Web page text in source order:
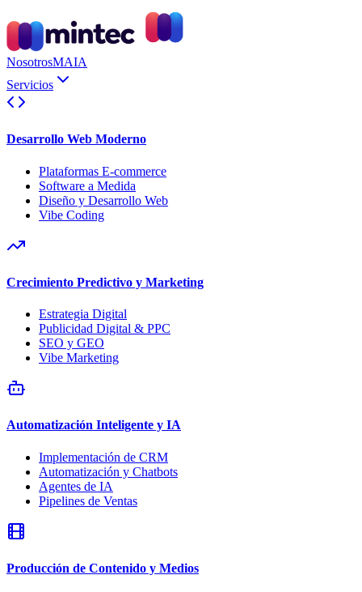
NosotrosMAIA
Servicios
Desarrollo Web Moderno
Plataformas E-commerce
Software a Medida
Diseño y Desarrollo Web
Vibe Coding
Crecimiento Predictivo y Marketing
Estrategia Digital
Publicidad Digital & PPC
SEO y GEO
Vibe Marketing
Automatización Inteligente y IA
Implementación de CRM
Automatización y Chatbots
Agentes de IA
Pipelines de Ventas
Producción de Contenido y Medios